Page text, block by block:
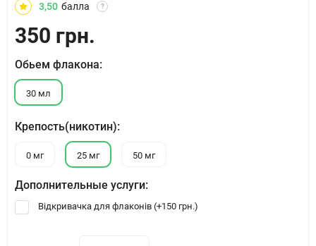
3,50 балла ?
350 грн.
Обьем флакона:
30 мл
Крепость(никотин):
0 мг 25 мг 50 мг
Дополнительные услуги:
Відкривачка для флаконів (+150 грн.)